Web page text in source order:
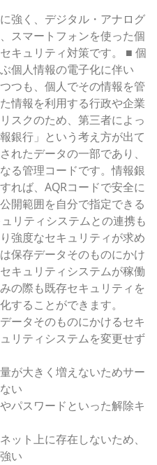
強く、デジタル・アナログ
スマートフォンを使った個
キュリティ対策です。 ■ 個
個人情報の電子化に伴い
つも、個人でその情報を管
情報を利用する行政や企業
スクのため、第三者によっ
銀行」という考え方が出て
れたデータの一部であり、
る管理コードです。情報銀
れば、AQRコードで安全に
開範囲を自分で指定できる
リティシステムとの連携も
強度なセキュリティが求め
保存データそのものにかけ
キュリティシステムが稼働
の際も既存セキュリティを
することができます。
ータそのものにかけるセキ
リティシステムを変更せず
が大きく増えないためサー
い
パスワードといった解除キ
ット上に存在しないため、
い